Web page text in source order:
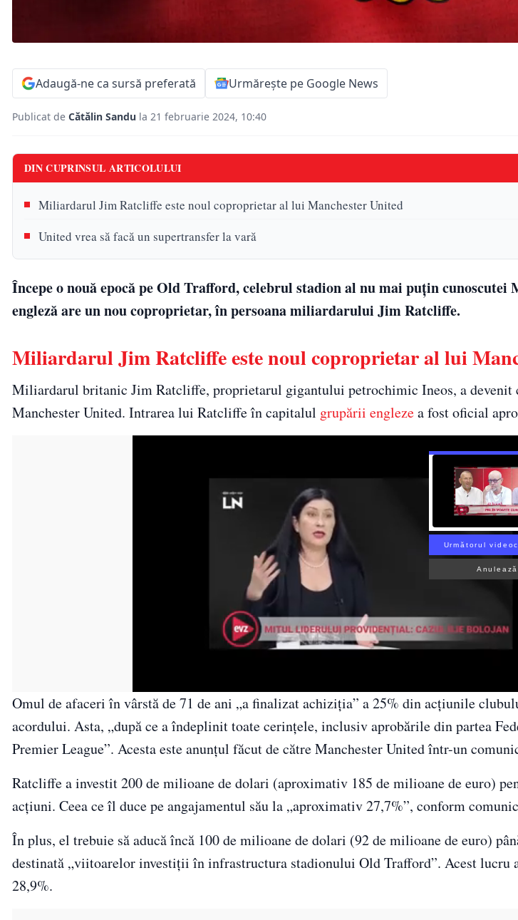
Adaugă-ne ca sursă preferată Urmărește pe Google News
Publicat de Cătălin Sandu la 21 februarie 2024, 10:40
DIN CUPRINSUL ARTICOLULUI
Miliardarul Jim Ratcliffe este noul coproprietar al lui Manchester United
United vrea să facă un supertransfer la vară
Începe o nouă epocă pe Old Trafford, celebrul stadion al nu mai puțin cunoscutei
engleză are un nou coproprietar, în persoana miliardarului Jim Ratcliffe.
Miliardarul Jim Ratcliffe este noul coproprietar al lui
Miliardarul britanic Jim Ratcliffe, proprietarul gigantului petrochimic Ineos, a
Manchester United. Intrarea lui Ratcliffe în capitalul grupării englezea fost oficial
Următorul
Anulează
Omul de afaceri în vârstă de 71 de ani „a finalizat achiziția” a 25% din acțiunile
acordului. Asta, „după ce a îndeplinit toate cerințele, inclusiv aprobările din partea
Premier League”. Acesta este anunțul făcut de către Manchester United într-un
Ratcliffe a investit 200 de milioane de dolari (aproximativ 185 de milioane de euro)
acțiuni. Ceea ce îl duce pe angajamentul său la „aproximativ 27,7%”, conform
În plus, el trebuie să aducă încă 100 de milioane de dolari (92 de milioane de euro)
destinată „viitoarelor investiții în infrastructura stadionului Old Trafford”. Acest lucru
28,9%.